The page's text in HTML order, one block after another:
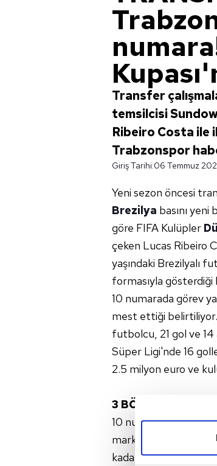
Transfer
temsilcisi
Ribeiro Costa ile
Trabzonspor
Giriş Tarihi:06 Temmuz
Yeni sezon öncesi
Brezilya basını
göre FIFA Kulüpler
çeken Lucas Ribeiro
yaşındaki Brezilyalı
formasıyla gösterdiği
10 numarada görev
mest ettiği
futbolcu, 21 gol ve
Süper Ligi'nde 16
2.5 milyon euro ve
3 BÖLGEDE
10 numaranın yanı
market değeri 2.5
kadar sözleşmesi var.